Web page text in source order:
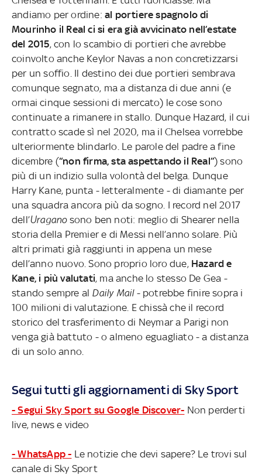
andiamo per ordine: al portiere spagnolo di
Mourinho il Real ci si era già avvicinato nell’estate
del 2015, con lo scambio di portieri che avrebbe
coinvolto anche Keylor Navas a non concretizzarsi
per un soffio. Il destino dei due portieri sembrava
comunque segnato, ma a distanza di due anni (e
ormai cinque sessioni di mercato) le cose sono
continuate a rimanere in stallo. Dunque Hazard, il cui
contratto scade sì nel 2020, ma il Chelsea vorrebbe
ulteriormente blindarlo. Le parole del padre a fine
dicembre (“non firma, sta aspettando il Real”) sono
più di un indizio sulla volontà del belga. Dunque
Harry Kane, punta - letteralmente - di diamante per
una squadra ancora più da sogno. I record nel 2017
dell’Uragano sono ben noti: meglio di Shearer nella
storia della Premier e di Messi nell’anno solare. Più
altri primati già raggiunti in appena un mese
dell’anno nuovo. Sono proprio loro due, Hazard e
Kane, i più valutati, ma anche lo stesso De Gea -
stando sempre al Daily Mail - potrebbe finire sopra i
100 milioni di valutazione. E chissà che il record
storico del trasferimento di Neymar a Parigi non
venga già battuto - o almeno eguagliato - a distanza
di un solo anno.
Segui tutti gli aggiornamenti di Sky Sport
- Segui Sky Sport su Google Discover- Non perderti
live, news e video
- WhatsApp - Le notizie che devi sapere? Le trovi sul
canale di Sky Sport